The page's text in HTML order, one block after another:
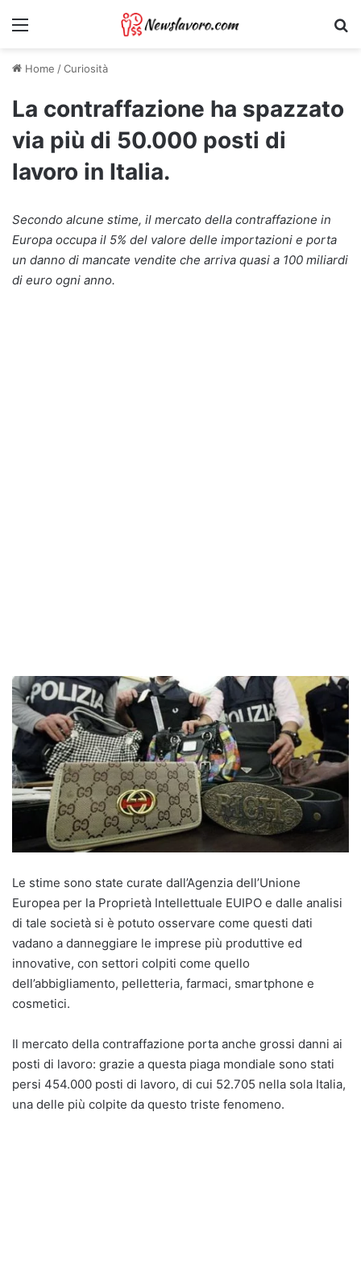
Menu
Home /Curiosità
La contraffazione ha spazzato
via più di 50.000 posti di
lavoro in Italia.
Secondo alcune stime, il mercato della contraffazione in
Europa occupa il 5% del valore delle importazioni e porta
un danno di mancate vendite che arriva quasi a 100 miliardi
di euro ogni anno.
Le stime sono state curate dall’Agenzia dell’Unione
Europea per la Proprietà Intellettuale EUIPO e dalle analisi
di tale società si è potuto osservare come questi dati
vadano a danneggiare le imprese più produttive ed
innovative, con settori colpiti come quello
dell’abbigliamento, pelletteria, farmaci, smartphone e
cosmetici.
Il mercato della contraffazione porta anche grossi danni ai
posti di lavoro: grazie a questa piaga mondiale sono stati
persi 454.000 posti di lavoro, di cui 52.705 nella sola Italia,
una delle più colpite da questo triste fenomeno.